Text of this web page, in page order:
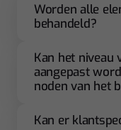
Worden alle
behandeld?
Kan het niveau
aangepast
noden van het
Kan er